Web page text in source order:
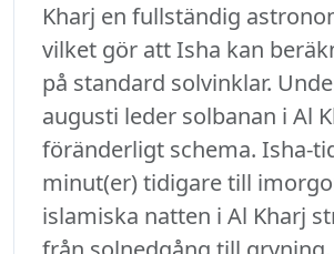
Kharj en fullständig
vilket gör att Isha kan
på standard solvinklar.
augusti leder solbanan i Al
föränderligt schema. Isha-
minut(er) tidigare till
islamiska natten i Al Kharj